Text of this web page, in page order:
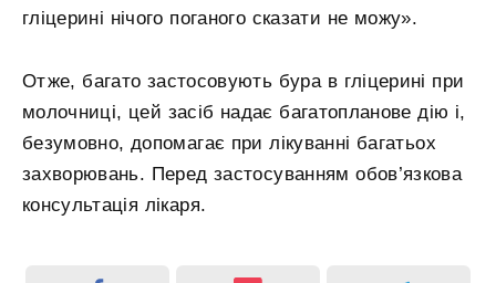
гліцерині нічого поганого сказати не можу».
Отже, багато застосовують бура в гліцерині при
молочниці, цей засіб надає багатопланове дію і,
безумовно, допомагає при лікуванні багатьох
захворювань. Перед застосуванням обов’язкова
консультація лікаря.